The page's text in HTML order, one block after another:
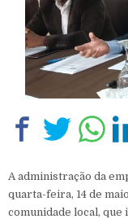
A administração da
quarta-feira, 14 de
comunidade local, que